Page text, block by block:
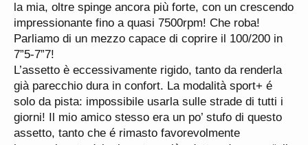
la mia, oltre spinge ancora più forte, con un crescendo
impressionante fino a quasi 7500rpm! Che roba!
Parliamo di un mezzo capace di coprire il 100/200 in
7”5-7”7!
L’assetto è eccessivamente rigido, tanto da renderla
già parecchio dura in confort. La modalità sport+ é
solo da pista: impossibile usarla sulle strade di tutti i
giorni! Il mio amico stesso era un po’ stufo di questo
assetto, tanto che é rimasto favorevolmente